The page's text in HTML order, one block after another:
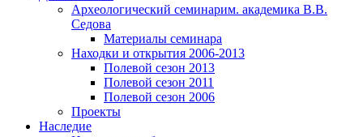
Археологический семинарим. академика В.В.
Седова
Материалы семинара
Находки и открытия 2006-2013
Полевой сезон 2013
Полевой сезон 2011
Полевой сезон 2006
Проекты
Наследие